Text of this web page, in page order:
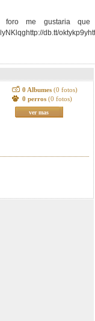
foro me gustaria
db.tt/
0 Albumes (0 fotos)
0 perros (0 fotos)
ver mas